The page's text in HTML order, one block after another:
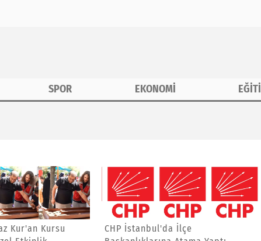
SPOR EKONOMİ
İlçe
Asiad Genel Başkanı Yücel